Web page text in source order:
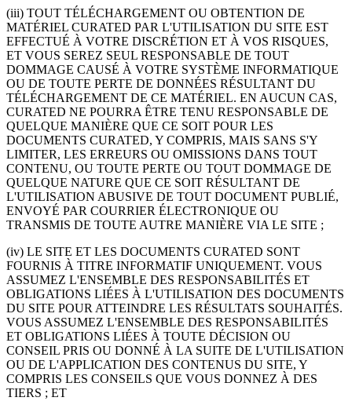
(iii) TOUT TÉLÉCHARGEMENT OU OBTENTION DE
MATÉRIEL CURATED PAR L'UTILISATION DU SITE EST
EFFECTUÉ À VOTRE DISCRÉTION ET À VOS RISQUES,
ET VOUS SEREZ SEUL RESPONSABLE DE TOUT
DOMMAGE CAUSÉ À VOTRE SYSTÈME INFORMATIQUE
OU DE TOUTE PERTE DE DONNÉES RÉSULTANT DU
TÉLÉCHARGEMENT DE CE MATÉRIEL. EN AUCUN CAS,
CURATED NE POURRA ÊTRE TENU RESPONSABLE DE
QUELQUE MANIÈRE QUE CE SOIT POUR LES
DOCUMENTS CURATED, Y COMPRIS, MAIS SANS S'Y
LIMITER, LES ERREURS OU OMISSIONS DANS TOUT
CONTENU, OU TOUTE PERTE OU TOUT DOMMAGE DE
QUELQUE NATURE QUE CE SOIT RÉSULTANT DE
L'UTILISATION ABUSIVE DE TOUT DOCUMENT PUBLIÉ,
ENVOYÉ PAR COURRIER ÉLECTRONIQUE OU
TRANSMIS DE TOUTE AUTRE MANIÈRE VIA LE SITE ;
(iv) LE SITE ET LES DOCUMENTS CURATED SONT
FOURNIS À TITRE INFORMATIF UNIQUEMENT. VOUS
ASSUMEZ L'ENSEMBLE DES RESPONSABILITÉS ET
OBLIGATIONS LIÉES À L'UTILISATION DES DOCUMENTS
DU SITE POUR ATTEINDRE LES RÉSULTATS SOUHAITÉS.
VOUS ASSUMEZ L'ENSEMBLE DES RESPONSABILITÉS
ET OBLIGATIONS LIÉES À TOUTE DÉCISION OU
CONSEIL PRIS OU DONNÉ À LA SUITE DE L'UTILISATION
OU DE L'APPLICATION DES CONTENUS DU SITE, Y
COMPRIS LES CONSEILS QUE VOUS DONNEZ À DES
TIERS ; ET